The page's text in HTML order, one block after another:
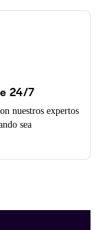
24/7
nuestros expertos
sea